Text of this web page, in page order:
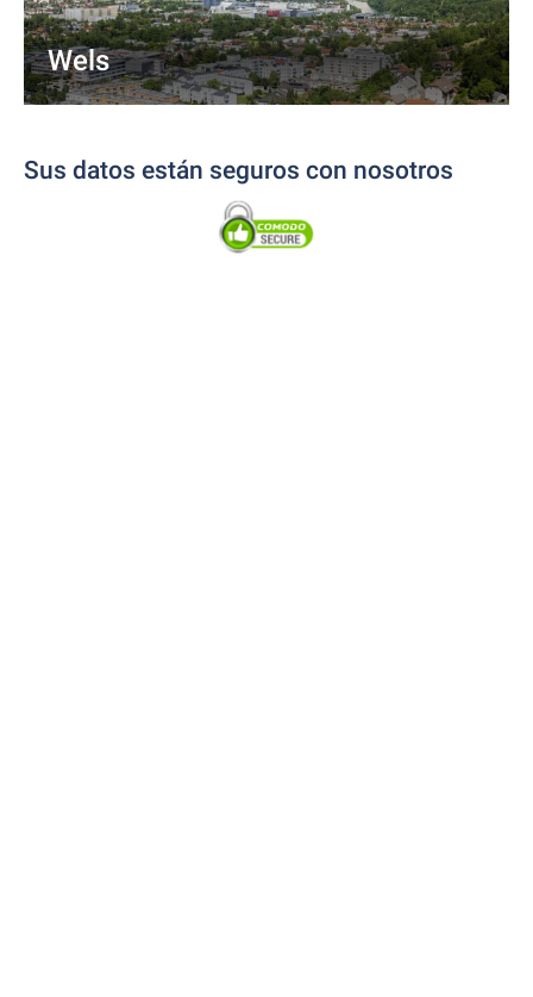
Wels
Sus datos están seguros con nosotros